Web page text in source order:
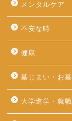
メンタルケア
不安な時
健康
墓じまい・お墓
大学進学・就職